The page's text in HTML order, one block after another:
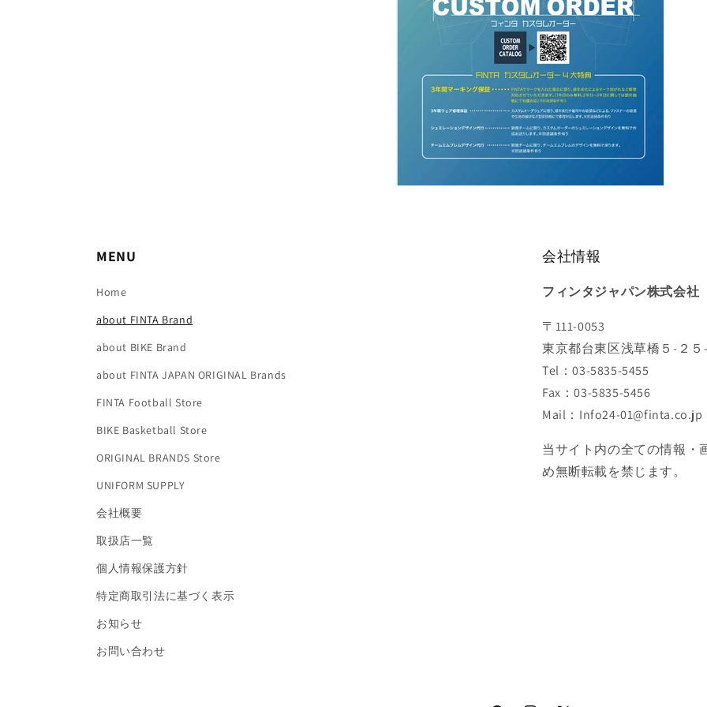
MENU
Home
about FINTA Brand
about BIKE Brand
about FINTA JAPAN ORIGINAL Brands
FINTA Football Store
BIKE Basketball Store
ORIGINAL BRANDS Store
UNIFORM SUPPLY
会社概要
取扱店一覧
個人情報保護方針
特定商取引法に基づく表示
お知らせ
お問い合わせ
会社情報
フィンタジャパン株式会社
〒111-0053
東京都台東区浅草橋５-２
Tel：03-5835-5455
Fax：03-5835-5456
Mail：Info24-01@finta.co.jp
当サイト内の全ての情報・
め無断転載を禁じます。